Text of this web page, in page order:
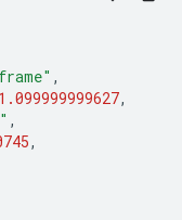
,
,
,
,